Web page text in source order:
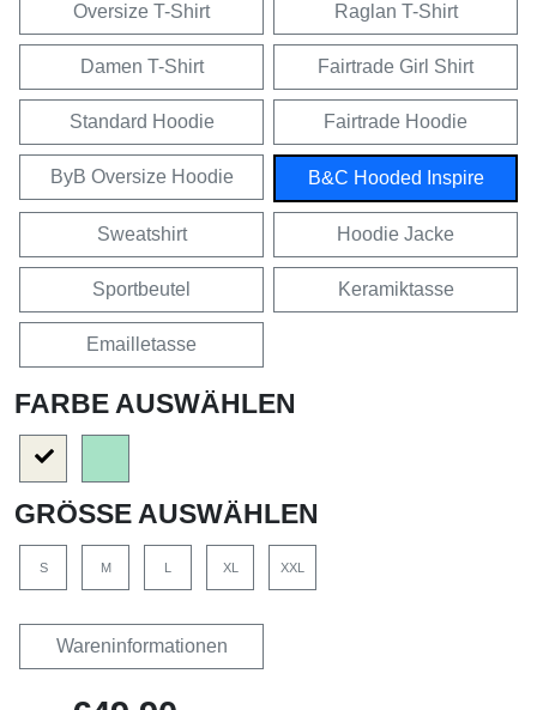
Oversize T-Shirt Raglan T-Shirt
Damen T-Shirt Fairtrade Girl Shirt
Standard Hoodie Fairtrade Hoodie
ByB Oversize Hoodie B&C Hooded Inspire
Sweatshirt Hoodie Jacke
Sportbeutel Keramiktasse
Emailletasse
FARBE AUSWÄHLEN
GRÖSSE AUSWÄHLEN
S M L XL XXL
Wareninformationen